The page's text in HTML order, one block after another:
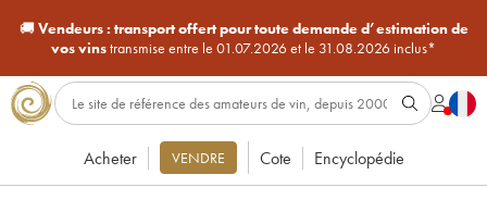
🚚Vendeurs : transport offert pour toute demande d’estimation de
vos vinstransmise entre le 01.07.2026 et le 31.08.2026 inclus*
Acheter VENDRE Cote Encyclopédie